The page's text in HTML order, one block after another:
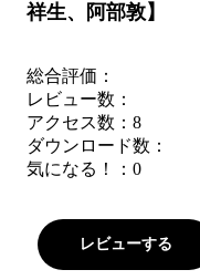
祥生、阿部敦】
総合評価：
レビュー数：
アクセス数：8
ダウンロード数：
気になる！： 0
レビューする